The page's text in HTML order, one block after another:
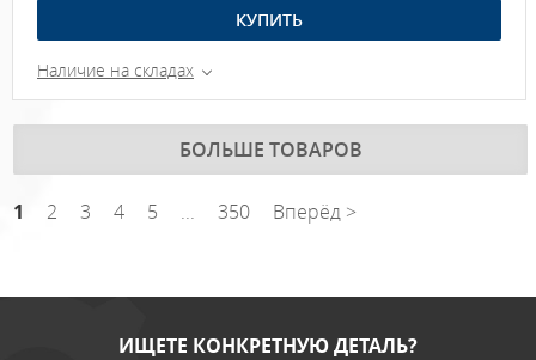
КУПИТЬ
Наличие на складах
БОЛЬШЕ ТОВАРОВ
1 2 3 4 5 ... 350 Вперёд >
ИЩЕТЕ КОНКРЕТНУЮ ДЕТАЛЬ?